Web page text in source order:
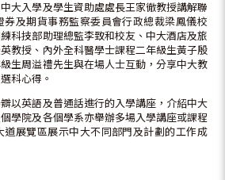
大入學及學生資助處處長王家徹教授講解聯
券及期貨事務監察委員會行政總裁梁鳳儀校
科技部助理總監李致和校友、中大酒店及旅
教授、內外全科醫學士課程二年級生黃子殷
生周溢禮先生與在場人士互動，分享中大教
科心得。
以英語及普通話進行的入學講座，介紹中大
學院及各個學系亦舉辦多場入學講座或課程
道展覽區展示中大不同部門及計劃的工作成